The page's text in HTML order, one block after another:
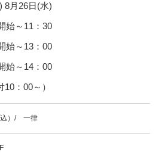
8月 26日(水)
始～11：30
始～13：00
始～14：00
10：00～）
込）/ 一律